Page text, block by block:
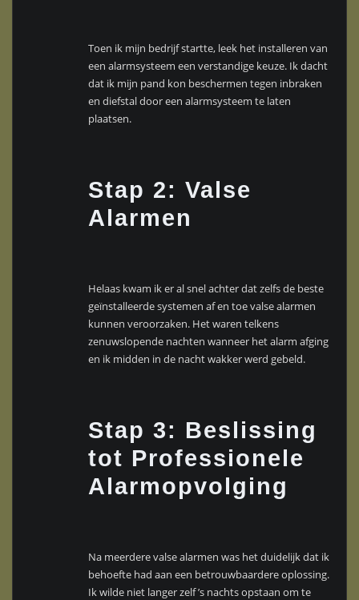
Toen ik mijn bedrijf startte, leek het installeren van
een alarmsysteem een verstandige keuze. Ik dacht
dat ik mijn pand kon beschermen tegen inbraken
en diefstal door een alarmsysteem te laten
plaatsen.
Stap 2: Valse
Alarmen
Helaas kwam ik er al snel achter dat zelfs de beste
geïnstalleerde systemen af en toe valse alarmen
kunnen veroorzaken. Het waren telkens
zenuwslopende nachten wanneer het alarm afging
en ik midden in de nacht wakker werd gebeld.
Stap 3: Beslissing
tot Professionele
Alarmopvolging
Na meerdere valse alarmen was het duidelijk dat ik
behoefte had aan een betrouwbaardere oplossing.
Ik wilde niet langer zelf ’s nachts opstaan om te